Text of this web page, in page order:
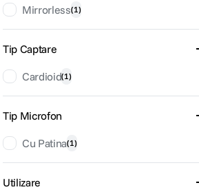
Mirrorless(1)
Tip Captare
Cardioid(1)
Tip Microfon
Cu Patina(1)
Utilizare